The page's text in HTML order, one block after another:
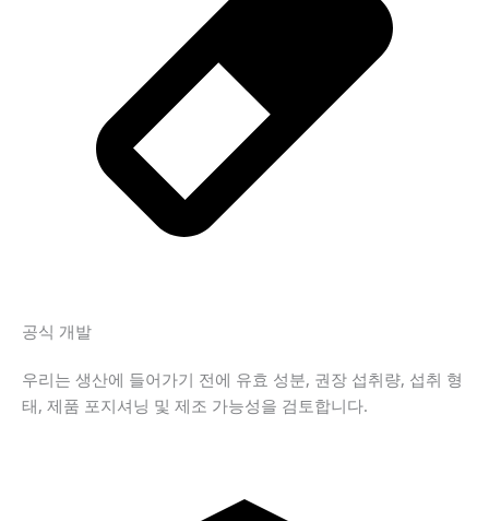
공식 개발
우리는 생산에 들어가기 전에 유효 성분, 권장 섭취량, 섭취 형
태, 제품 포지셔닝 및 제조 가능성을 검토합니다.